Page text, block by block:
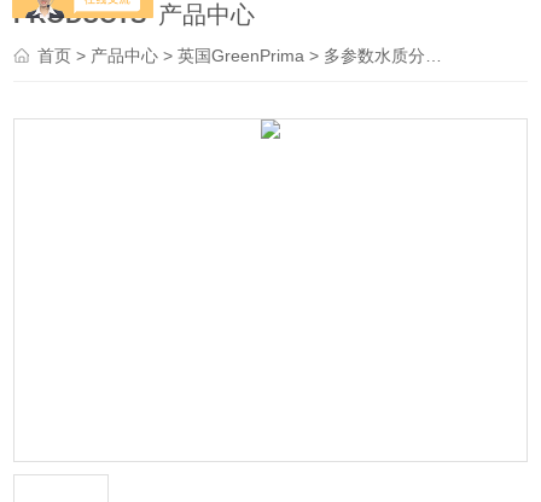
PRODUCTS 产品中心
首页> 产品中心 >英国GreenPrima > 多参数水质分析仪